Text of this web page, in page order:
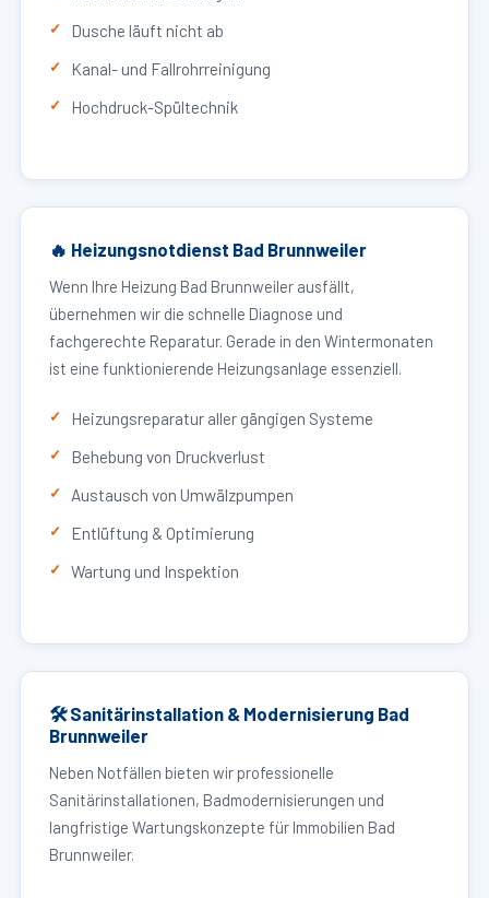
Dusche läuft nicht ab
Kanal- und Fallrohrreinigung
Hochdruck-Spültechnik
🔥 Heizungsnotdienst Bad Brunnweiler
Wenn Ihre Heizung Bad Brunnweiler ausfällt,
übernehmen wir die schnelle Diagnose und
fachgerechte Reparatur. Gerade in den Wintermonaten
ist eine funktionierende Heizungsanlage essenziell.
Heizungsreparatur aller gängigen Systeme
Behebung von Druckverlust
Austausch von Umwälzpumpen
Entlüftung & Optimierung
Wartung und Inspektion
🛠 Sanitärinstallation & Modernisierung Bad
Brunnweiler
Neben Notfällen bieten wir professionelle
Sanitärinstallationen, Badmodernisierungen und
langfristige Wartungskonzepte für Immobilien Bad
Brunnweiler.